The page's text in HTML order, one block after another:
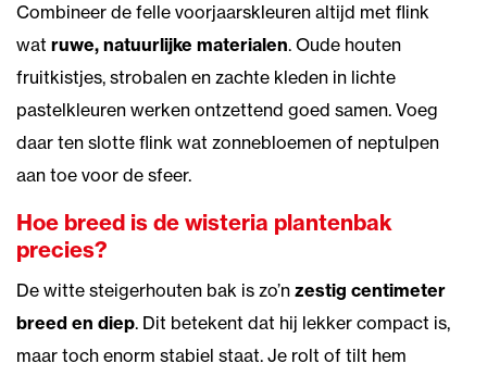
Combineer de felle voorjaarskleuren altijd met flink
wat ruwe, natuurlijke materialen. Oude houten
fruitkistjes, strobalen en zachte kleden in lichte
pastelkleuren werken ontzettend goed samen. Voeg
daar ten slotte flink wat zonnebloemen of neptulpen
aan toe voor de sfeer.
Hoe breed is de wisteria plantenbak
precies?
De witte steigerhouten bak is zo’n zestig centimeter
breed en diep. Dit betekent dat hij lekker compact is,
maar toch enorm stabiel staat. Je rolt of tilt hem